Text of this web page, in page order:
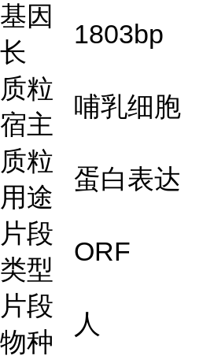
基因
长
1803bp
质粒
宿主
哺乳细胞
质粒
用途
蛋白表达
片段
类型
ORF
片段
物种
人